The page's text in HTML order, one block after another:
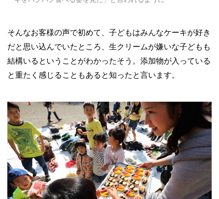
そんなお客様の声で初めて、子どもはみんなケーキが好き
だと思い込んでいたところ、生クリームが嫌いな子どもも
結構いるということがわかったそう。添加物が入っている
と重たく感じることもあると知ったと言います。